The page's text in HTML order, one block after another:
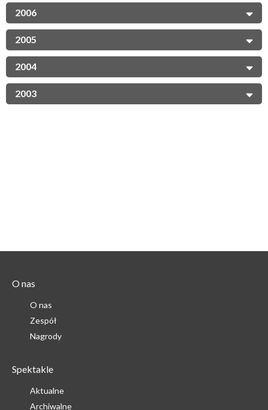
2006
2005
2004
2003
O nas
O nas
Zespół
Nagrody
Spektakle
Aktualne
Archiwalne